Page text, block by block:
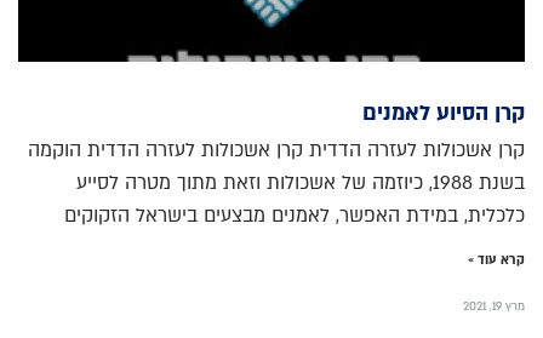
קרן הסיוע לאמנים
קרן אשכולות לעזרה הדדית קרן אשכולות לעזרה הדדית הוקמה
בשנת 1988, כיוזמה של אשכולות וזאת מתוך מטרה לסייע
כלכלית, במידת האפשר, לאמנים מבצעים בישראל הזקוקים
קרא עוד »
מרץ 19, 2021